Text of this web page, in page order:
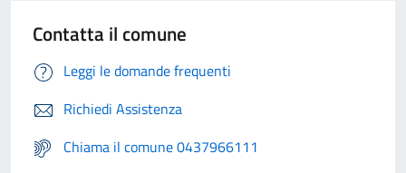
Contatta il comune
Leggi le domande frequenti
Richiedi Assistenza
Chiama il comune 0437966111